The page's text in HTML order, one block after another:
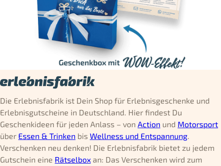
Die Erlebnisfabrik ist Dein Shop für Erlebnisgeschenke und
Erlebnisgutscheine in Deutschland. Hier findest Du
Geschenkideen für jeden Anlass – von Action und Motorsport
über Essen & Trinken bis Wellness und Entspannung.
Verschenken neu denken! Die Erlebnisfabrik bietet zu jedem
Gutschein eine Rätselbox an: Das Verschenken wird zum